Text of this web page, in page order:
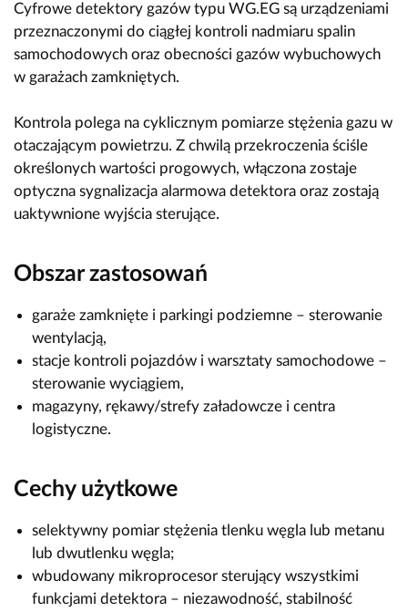
Cyfrowe detektory gazów typu WG.EG są urządzeniami
przeznaczonymi do ciągłej kontroli nadmiaru spalin
samochodowych oraz obecności gazów wybuchowych
w garażach zamkniętych.
Kontrola polega na cyklicznym pomiarze stężenia gazu w
otaczającym powietrzu. Z chwilą przekroczenia ściśle
określonych wartości progowych, włączona zostaje
optyczna sygnalizacja alarmowa detektora oraz zostają
uaktywnione wyjścia sterujące.
Obszar zastosowań
garaże zamknięte i parkingi podziemne – sterowanie
wentylacją,
stacje kontroli pojazdów i warsztaty samochodowe –
sterowanie wyciągiem,
magazyny, rękawy/strefy załadowcze i centra
logistyczne.
Cechy użytkowe
selektywny pomiar stężenia tlenku węgla lub metanu
lub dwutlenku węgla;
wbudowany mikroprocesor sterujący wszystkimi
funkcjami detektora – niezawodność, stabilność